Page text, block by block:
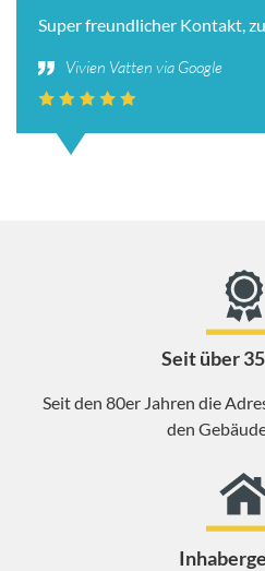
Super freundlicher Kontakt,
Vivien Vatten via Google
Seit über
Seit den 80er Jahren die
den